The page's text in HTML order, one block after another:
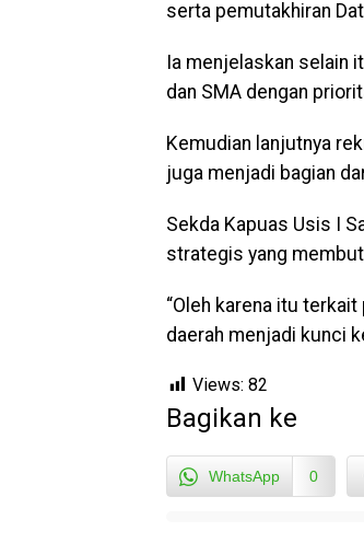
serta pemutakhiran
Ia menjelaskan selain
dan SMA dengan
Kemudian lanjutnya
juga menjadi bagian
Sekda Kapuas Usis I
strategis yang
“Oleh karena itu
daerah menjadi kunci
Views: 82
Bagikan ke
WhatsApp 0